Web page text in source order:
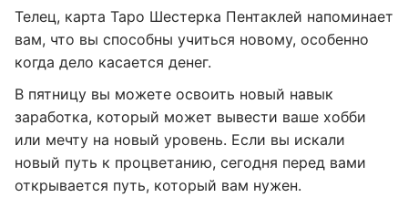
Телец, карта Таро Шестерка Пентаклей напоминает
вам, что вы способны учиться новому, особенно
когда дело касается денег.
В пятницу вы можете освоить новый навык
заработка, который может вывести ваше хобби
или мечту на новый уровень. Если вы искали
новый путь к процветанию, сегодня перед вами
открывается путь, который вам нужен.